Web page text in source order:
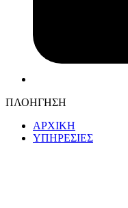
ΠΛΟΗΓΗΣΗ
ΑΡΧΙΚΗ
ΥΠΗΡΕΣΙΕΣ